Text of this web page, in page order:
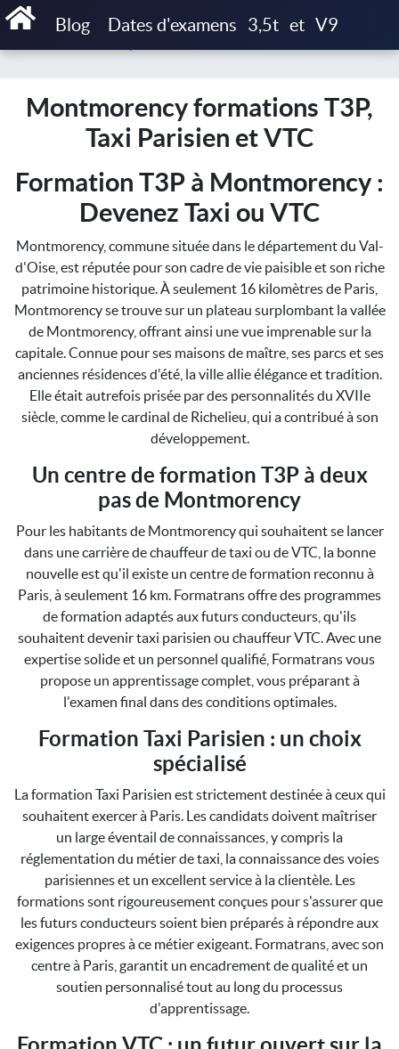
Blog Dates d'examens 3,5t et V9
Accueil
Montmorency formations T3P,
Taxi Parisien et VTC
Formation T3P à Montmorency :
Devenez Taxi ou VTC
Montmorency, commune située dans le département du Val-
d'Oise, est réputée pour son cadre de vie paisible et son riche
patrimoine historique. À seulement 16 kilomètres de Paris,
Montmorency se trouve sur un plateau surplombant la vallée
de Montmorency, offrant ainsi une vue imprenable sur la
capitale. Connue pour ses maisons de maître, ses parcs et ses
anciennes résidences d'été, la ville allie élégance et tradition.
Elle était autrefois prisée par des personnalités du XVIIe
siècle, comme le cardinal de Richelieu, qui a contribué à son
développement.
Un centre de formation T3P à deux
pas de Montmorency
Pour les habitants de Montmorency qui souhaitent se lancer
dans une carrière de chauffeur de taxi ou de VTC, la bonne
nouvelle est qu'il existe un centre de formation reconnu à
Paris, à seulement 16 km. Formatrans offre des programmes
de formation adaptés aux futurs conducteurs, qu'ils
souhaitent devenir taxi parisien ou chauffeur VTC. Avec une
expertise solide et un personnel qualifié, Formatrans vous
propose un apprentissage complet, vous préparant à
l'examen final dans des conditions optimales.
Formation Taxi Parisien : un choix
spécialisé
La formation Taxi Parisien est strictement destinée à ceux qui
souhaitent exercer à Paris. Les candidats doivent maîtriser
un large éventail de connaissances, y compris la
réglementation du métier de taxi, la connaissance des voies
parisiennes et un excellent service à la clientèle. Les
formations sont rigoureusement conçues pour s'assurer que
les futurs conducteurs soient bien préparés à répondre aux
exigences propres à ce métier exigeant. Formatrans, avec son
centre à Paris, garantit un encadrement de qualité et un
soutien personnalisé tout au long du processus
d'apprentissage.